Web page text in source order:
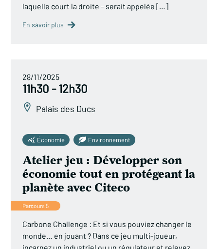
laquelle court la droite – serait appelée […]
En savoir plus
28/11/2025
11h30 - 12h30
Palais des Ducs
Économie Environnement
Atelier jeu : Développer son
économie tout en protégeant la
planète avec Citeco
Parcours 5
Carbone Challenge : Et si vous pouviez changer le
monde… en jouant ? Dans ce jeu multi-joueur,